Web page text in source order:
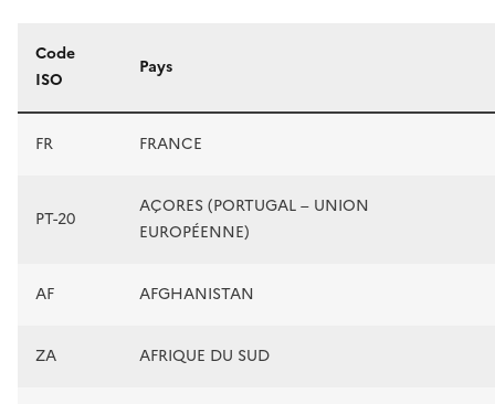
Liste des pays
Code
ISO
Pays
FR FRANCE
PT-20
AÇORES (PORTUGAL – UNION
EUROPÉENNE)
AF AFGHANISTAN
ZA AFRIQUE DU SUD